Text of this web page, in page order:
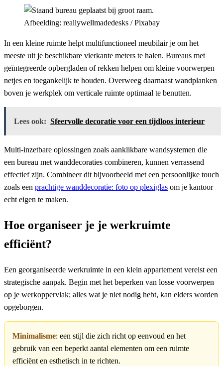
Afbeelding: reallywellmadedesks / Pixabay
In een kleine ruimte helpt multifunctioneel meubilair je om het
meeste uit je beschikbare vierkante meters te halen. Bureaus met
geïntegreerde opbergladen of rekken helpen om kleine voorwerpen
netjes en toegankelijk te houden. Overweeg daarnaast wandplanken
boven je werkplek om verticale ruimte optimaal te benutten.
Lees ook: Sfeervolle decoratie voor een tijdloos interieur
Multi-inzetbare oplossingen zoals aanklikbare wandsystemen die
een bureau met wanddecoraties combineren, kunnen verrassend
effectief zijn. Combineer dit bijvoorbeeld met een persoonlijke touch
zoals een prachtige wanddecoratie: foto op plexiglas om je kantoor
echt eigen te maken.
Hoe organiseer je je werkruimte
efficiënt?
Een georganiseerde werkruimte in een klein appartement vereist een
strategische aanpak. Begin met het beperken van losse voorwerpen
op je werkoppervlak; alles wat je niet nodig hebt, kan elders worden
opgeborgen.
Minimalisme: een stijl die zich richt op eenvoud en het
gebruik van een beperkt aantal elementen om een ruimte
efficiënt en esthetisch in te richten.